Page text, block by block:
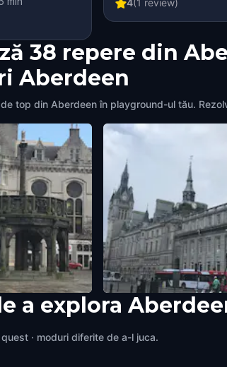
4(1 review)
38 repere din
Aberdeen
top din Aberdeen în playground-ul tău.
The Archibald Simpson
a explora
· moduri diferite de a-l juca.